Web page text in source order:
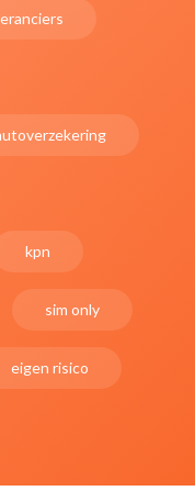
kpn
sim only
eigen risico